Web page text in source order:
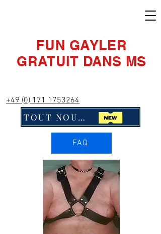
FUN GAYLER
GRATUIT DANS MS
+49 (0) 171 1753264
TOUT NOUVEAU ! Cliquez ici !!
FAQ